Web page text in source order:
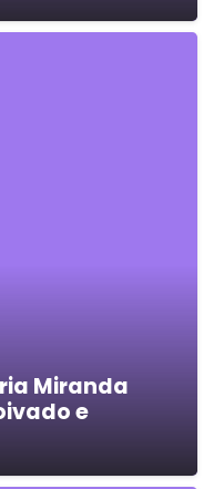
Miranda
e